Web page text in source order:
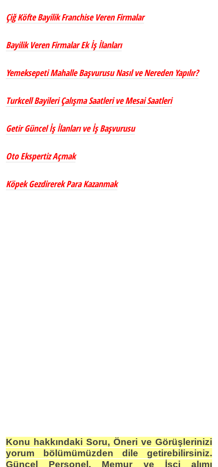
Çiğ Köfte Bayilik Franchise Veren Firmalar
Bayilik Veren Firmalar Ek İş İlanları
Yemeksepeti Mahalle Başvurusu Nasıl ve Nereden Yapılır?
Turkcell Bayileri Çalışma Saatleri ve Mesai Saatleri
Getir Güncel İş İlanları ve İş Başvurusu
Oto Ekspertiz Açmak
Köpek Gezdirerek Para Kazanmak
Konu hakkındaki Soru, Öneri ve Görüşlerinizi
yorum bölümümüzden dile getirebilirsiniz.
Güncel Personel, Memur ve İşçi alımı